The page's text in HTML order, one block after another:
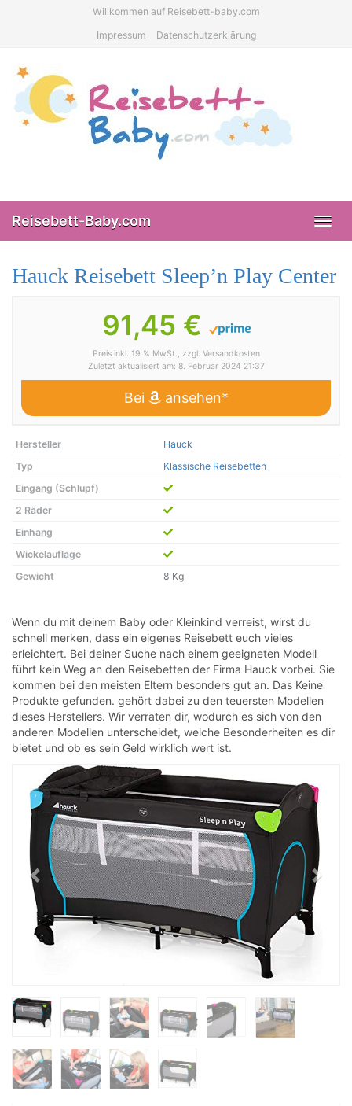
Willkommen auf Reisebett-baby.com
Impressum
Datenschutzerklärung
Reisebett-Baby.com
Hauck Reisebett Sleep’n Play Center
91,45 €
Preis inkl. 19 % MwSt., zzgl. Versandkosten
Zuletzt aktualisiert am: 8. Februar 2024 21:37
Bei ansehen*
Hersteller
Hauck
Typ
Klassische Reisebetten
Eingang (Schlupf)
2 Räder
Einhang
Wickelauflage
Gewicht
8 Kg
Wenn du mit deinem Baby oder Kleinkind verreist, wirst du
schnell merken, dass ein eigenes Reisebett euch vieles
erleichtert. Bei deiner Suche nach einem geeigneten Modell
führt kein Weg an den Reisebetten der Firma Hauck vorbei. Sie
kommen bei den meisten Eltern besonders gut an. Das Keine
Produkte gefunden. gehört dabei zu den teuersten Modellen
dieses Herstellers. Wir verraten dir, wodurch es sich von den
anderen Modellen unterscheidet, welche Besonderheiten es dir
bietet und ob es sein Geld wirklich wert ist.